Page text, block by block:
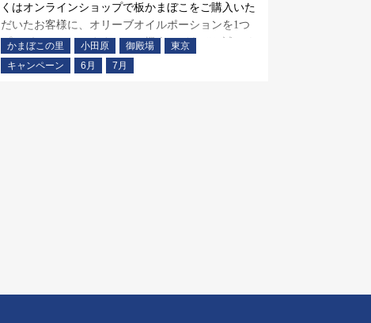
くはオンラインショップで板かまぼこをご購入いた
だいたお客様に、オリーブオイルポーションを1つ
プレゼントいたします。この機会にどうぞお試しく
ださい。
かまぼこの里 小田原 御殿場
東京
キャンペーン
6月 7月